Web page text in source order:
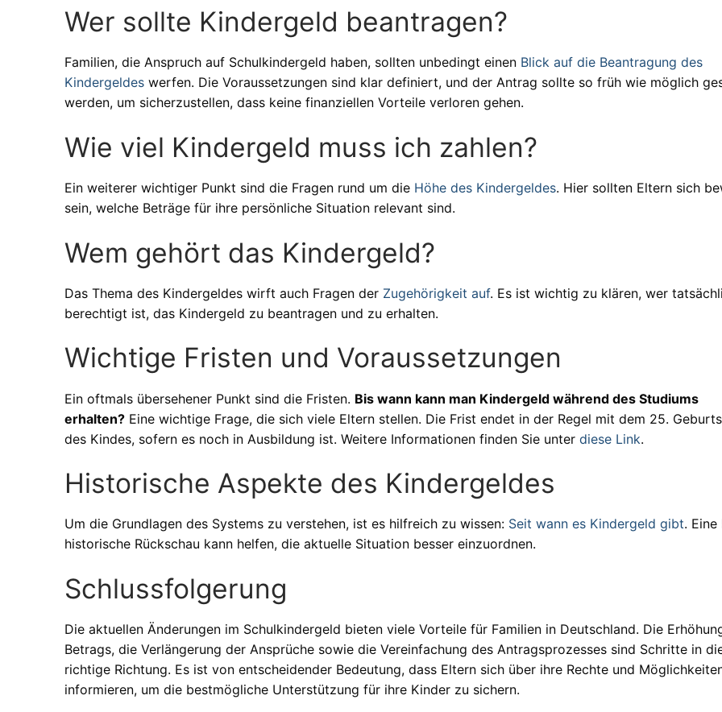
Wer sollte Kindergeld beantragen?
Familien, die Anspruch auf Schulkindergeld haben, sollten unbedingt einen Blick auf die Beantragung des
Kindergeldes werfen. Die Voraussetzungen sind klar definiert, und der Antrag sollte so früh wie möglich
werden, um sicherzustellen, dass keine finanziellen Vorteile verloren gehen.
Wie viel Kindergeld muss ich zahlen?
Ein weiterer wichtiger Punkt sind die Fragen rund um die Höhe des Kindergeldes. Hier sollten Eltern sich
sein, welche Beträge für ihre persönliche Situation relevant sind.
Wem gehört das Kindergeld?
Das Thema des Kindergeldes wirft auch Fragen der Zugehörigkeit auf. Es ist wichtig zu klären, wer
berechtigt ist, das Kindergeld zu beantragen und zu erhalten.
Wichtige Fristen und Voraussetzungen
Ein oftmals übersehener Punkt sind die Fristen. Bis wann kann man Kindergeld während des Studiums
erhalten? Eine wichtige Frage, die sich viele Eltern stellen. Die Frist endet in der Regel mit dem 25.
des Kindes, sofern es noch in Ausbildung ist. Weitere Informationen finden Sie unter diese Link.
Historische Aspekte des Kindergeldes
Um die Grundlagen des Systems zu verstehen, ist es hilfreich zu wissen: Seit wann es Kindergeld gibt.
historische Rückschau kann helfen, die aktuelle Situation besser einzuordnen.
Schlussfolgerung
Die aktuellen Änderungen im Schulkindergeld bieten viele Vorteile für Familien in Deutschland. Die
Betrags, die Verlängerung der Ansprüche sowie die Vereinfachung des Antragsprozesses sind Schritte in
richtige Richtung. Es ist von entscheidender Bedeutung, dass Eltern sich über ihre Rechte und
informieren, um die bestmögliche Unterstützung für ihre Kinder zu sichern.